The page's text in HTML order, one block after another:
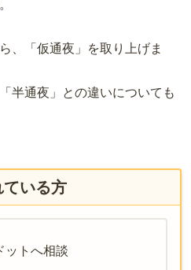
、「仮通夜」を取り上げま
半通夜」との違いについても
いる方
ットへ相談